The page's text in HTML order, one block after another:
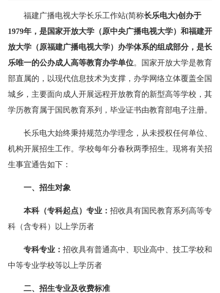
福建广播电视大学长乐工作站(简称长乐电大)创办于
1979年，是国家开放大学（原中央广播电视大学）和福建开
放大学（原福建广播电视大学）办学体系的组成部分，是长
乐唯一的公办成人高等教育办学单位。国家开放大学是教育
部直属的，以现代信息技术为支撑，办学网络立体覆盖全国
城乡，主要面向成人开展远程开放教育的新型高等学校，其
学历教育属于国民教育系列，毕业证书由教育部电子注册。
长乐电大始终秉持规范办学理念，从未授权任何单位、
机构开展招生工作。学校每年分春秋两季招生。现将有关招
生事宜通告如下：
一、 招生对象
本科（专科起点）专业： 招收具有国民教育系列高等专
科（含专科）以上学历者
专科专业： 招收具有普通高中、职业高中、技工学校和
中等专业学校等以上学历者
二、 招生专业及收费标准